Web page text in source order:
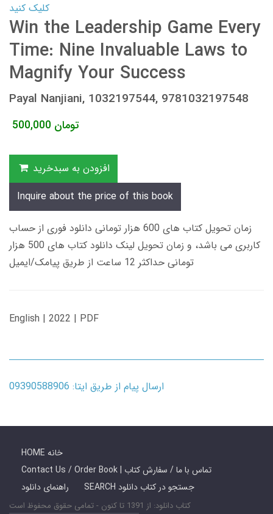
کلیک کنید
Win the Leadership Game Every
Time: Nine Invaluable Laws to
Magnify Your Success
Payal Nanjiani, 1032197544, 9781032197548
500,000 تومان
افزودن به سبدخرید
Inquire about the price of this book
زمان تحویل کتاب های 600 هزار تومانی دانلود فوری از حساب
کاربری می باشد، و زمان تحویل لینک دانلود کتاب های 500 هزار
تومانی حداکثر 12 ساعت از طریق پیامک/ایمیل
English | 2022 | PDF
ارسال پیام از طریق ایتا: 09390588906
HOME خانه
Contact Us / Order Book | تماس با ما / سفارش کتاب
راهنمای دانلود
SEARCH جستجو در کتاب دانلود
کتاب دانلود: از 1391 تا کنون - تمامی حقوق محفوظ است